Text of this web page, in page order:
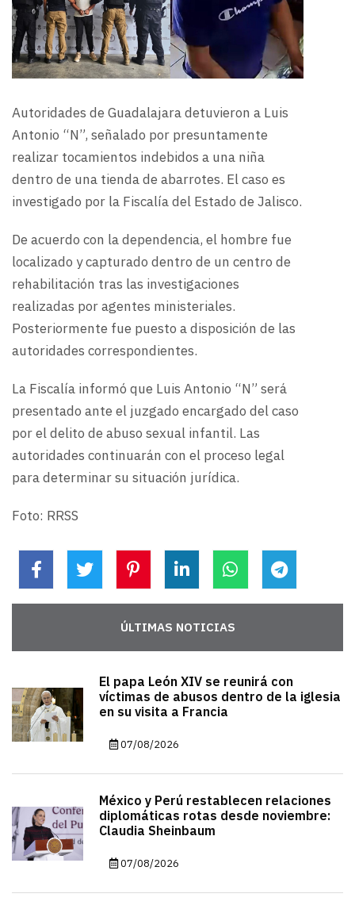
Autoridades de Guadalajara detuvieron a Luis
Antonio “N”, señalado por presuntamente
realizar tocamientos indebidos a una niña
dentro de una tienda de abarrotes. El caso es
investigado por la Fiscalía del Estado de Jalisco.
De acuerdo con la dependencia, el hombre fue
localizado y capturado dentro de un centro de
rehabilitación tras las investigaciones
realizadas por agentes ministeriales.
Posteriormente fue puesto a disposición de las
autoridades correspondientes.
La Fiscalía informó que Luis Antonio “N” será
presentado ante el juzgado encargado del caso
por el delito de abuso sexual infantil. Las
autoridades continuarán con el proceso legal
para determinar su situación jurídica.
Foto: RRSS
ÚLTIMAS NOTICIAS
El papa León XIV se reunirá con
víctimas de abusos dentro de la iglesia
en su visita a Francia
07/08/2026
México y Perú restablecen relaciones
diplomáticas rotas desde noviembre:
Claudia Sheinbaum
07/08/2026